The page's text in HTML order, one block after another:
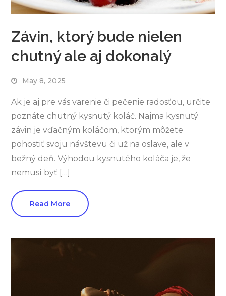
Závin, ktorý bude nielen
chutný ale aj dokonalý
May 8, 2025
Ak je aj pre vás varenie či pečenie radosťou, určite
poznáte chutný kysnutý koláč. Najmä kysnutý
závin je vďačným koláčom, ktorým môžete
pohostiť svoju návštevu či už na oslave, ale v
bežný deň. Výhodou kysnutého koláča je, že
nemusí byť […]
Read More